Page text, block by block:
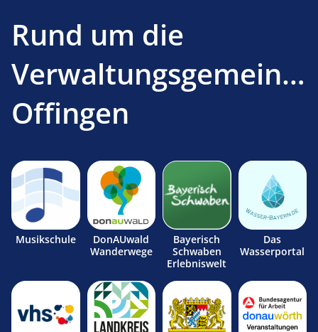
Rund um die
Offingen
Musikschule
DonAUwald
Wanderwege
Bayerisch
Schwaben
Erlebniswelt
Das
Wasserportal